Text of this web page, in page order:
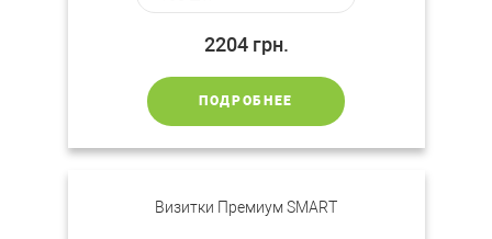
2204 грн.
ПОДРОБНЕЕ
Визитки Премиум SMART